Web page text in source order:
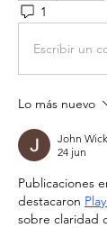
1
Escribir un
Lo más nuevo
John Wick
24 jun
Publicaciones
destacaron
sobre claridad